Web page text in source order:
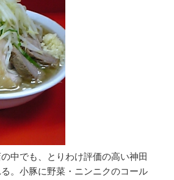
中でも、とりわけ評価の高い神田
。小豚に野菜・ニンニクのコール